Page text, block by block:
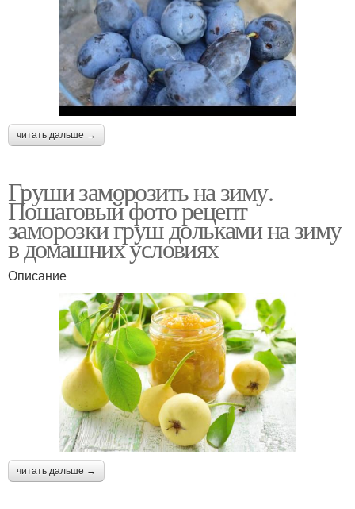
читать дальше →
Груши заморозить на зиму.
Пошаговый фото рецепт
заморозки груш дольками на зиму
в домашних условиях
Описание
читать дальше →